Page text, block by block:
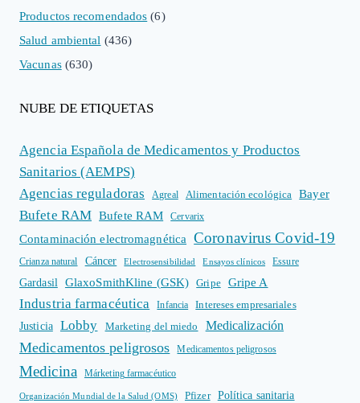
Productos recomendados (6)
Salud ambiental (436)
Vacunas(630)
NUBE DE ETIQUETAS
Agencia Española de Medicamentos y Productos
Sanitarios (AEMPS)
Agencias reguladoras
Agreal Alimentación ecológica Bayer
Bufete RAM Bufete RAM Cervarix
Contaminación electromagnética Coronavirus Covid-19
Crianza natural Cáncer Electrosensibilidad Ensayos clínicos Essure
Gardasil GlaxoSmithKline (GSK) Gripe Gripe A
Industria farmacéutica Infancia
Intereses empresariales
Justicia
Lobby Marketing del miedo Medicalización
Medicamentos peligrosos Medicamentos peligrosos
Medicina Márketing farmacéutico
Organización Mundial de la Salud (OMS) Pfizer Política sanitaria